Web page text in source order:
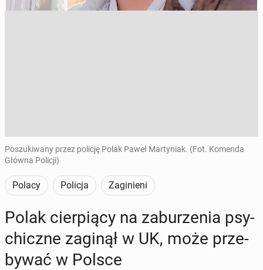
Poszukiwany przez policję Polak Paweł Martyniak. (Fot. Komenda
Główna Policji)
Polacy Policja Zaginieni
Polak cier­pią­cy na za­bu­rze­nia psy­
chicz­ne zaginął w UK, może prze­
by­wać w Polsce